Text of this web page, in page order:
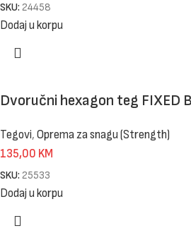
SKU: 24458
Dodaj u korpu
Dvoručni hexagon teg FIXED
Tegovi, Oprema za snagu (Strength)
135,00 KM
SKU: 25533
Dodaj u korpu